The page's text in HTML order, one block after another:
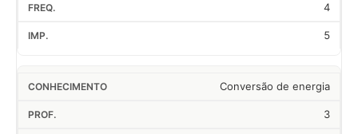
4
5
Conversão de energia
3